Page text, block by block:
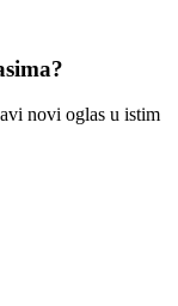
novi oglas u istim